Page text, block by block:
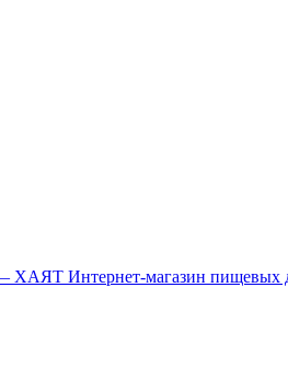
Интернет-магазин пищевых